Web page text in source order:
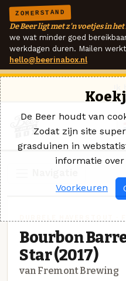
ZOMERSTAND
De Beer ligt met z'n voetjes in het
we wat minder goed
werkdagen duren. Mailen
hello@beerinabox.nl
Bourbon
Star (2017)
van Fremont Brewing
De Beer houdt van
Zodat zijn site
grasduinen in
informatie
Voorkeuren